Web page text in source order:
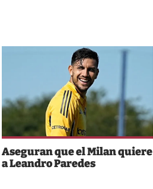
Aseguran que el Milan quiere
a Leandro Paredes